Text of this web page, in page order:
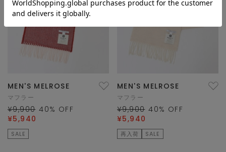
MEN'S MELROSE
マフラー
¥9,900 40% OFF
¥5,940
SALE
MEN'S MELROSE
マフラー
¥9,900 40% OFF
¥5,940
再入荷 SALE